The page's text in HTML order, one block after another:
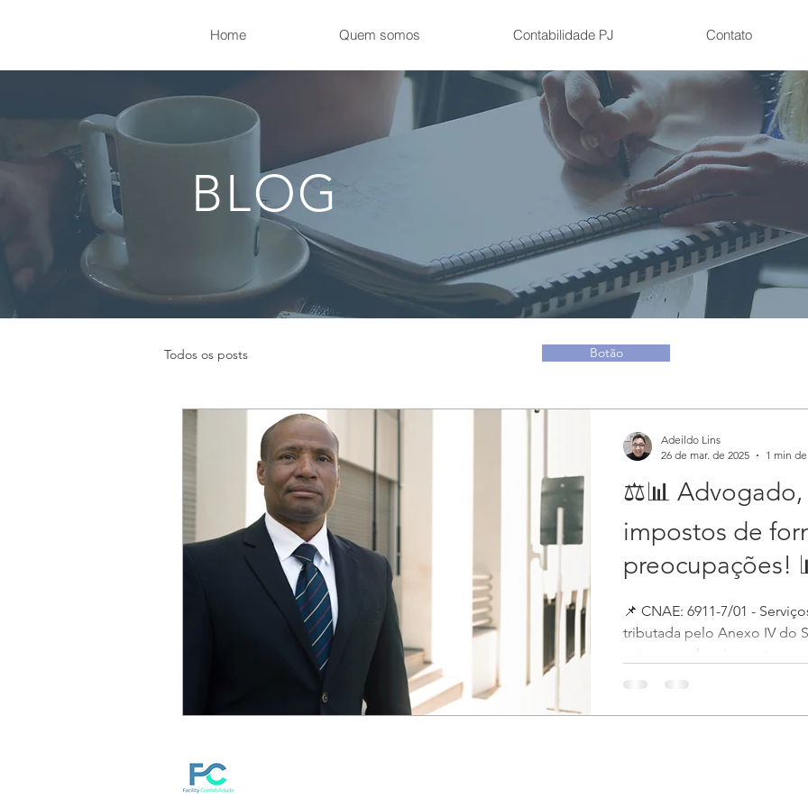
Home Quem somos Contabilidade PJ Contato
BLOG
Todos os posts
⚖️📊 Advogado,
impostos de
preocupações!
📌 CNAE: 6911-7/01 -
tributada pelo Anexo IV do Simples Nacional, o que
exige um planejamento...
Adeildo Lins
26 de mar. de 2025
1 min
Botão